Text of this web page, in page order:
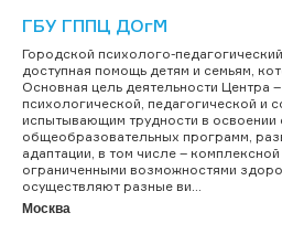
ГБУ ГППЦ ДОгМ
Городской психолого-
доступная помощь детям и семьям,
Основная цель деятельности Центра
психологической, педагогической и
испытывающим трудности в освоении
общеобразовательных программ,
адаптации, в том числе –
ограниченными возможностями
осуществляют разные ви...
Москва